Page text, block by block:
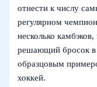
отнести к числу
регулярном
несколько
решающий бросок в
образцовым
хоккей.